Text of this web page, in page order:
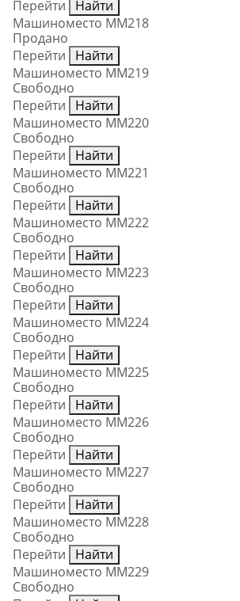
Перейти
Найти
Машиноместо ММ218
Продано
Перейти
Найти
Машиноместо ММ219
Свободно
Перейти
Найти
Машиноместо ММ220
Свободно
Перейти
Найти
Машиноместо ММ221
Свободно
Перейти
Найти
Машиноместо ММ222
Свободно
Перейти
Найти
Машиноместо ММ223
Свободно
Перейти
Найти
Машиноместо ММ224
Свободно
Перейти
Найти
Машиноместо ММ225
Свободно
Перейти
Найти
Машиноместо ММ226
Свободно
Перейти
Найти
Машиноместо ММ227
Свободно
Перейти
Найти
Машиноместо ММ228
Свободно
Перейти
Найти
Машиноместо ММ229
Свободно